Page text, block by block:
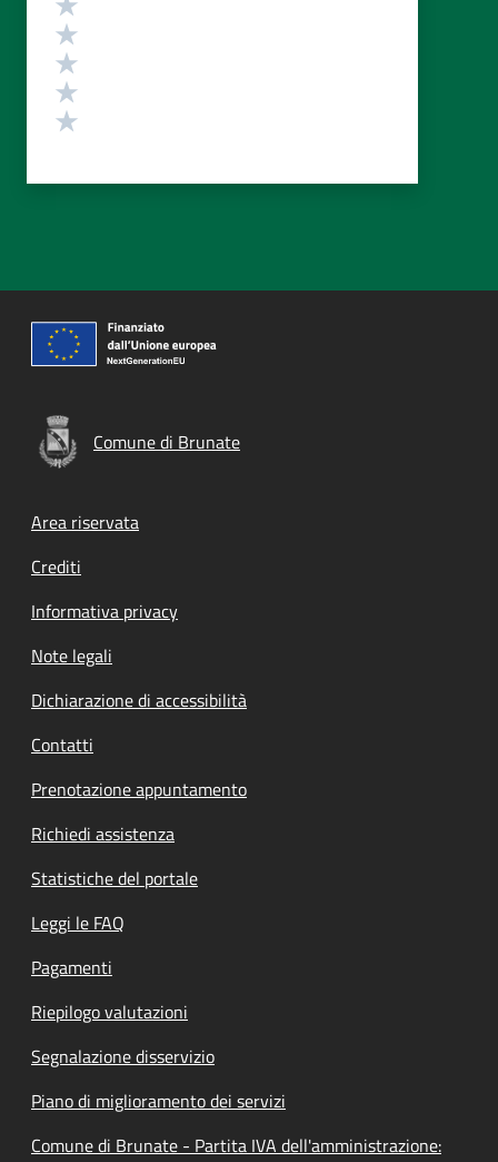
Comune di Brunate
Footer menu
Area riservata
Crediti
Informativa privacy
Note legali
Dichiarazione di accessibilità
Contatti
Prenotazione appuntamento
Richiedi assistenza
Statistiche del portale
Leggi le FAQ
Pagamenti
Riepilogo valutazioni
Segnalazione disservizio
Piano di miglioramento dei servizi
Comune di Brunate - Partita IVA dell'amministrazione: